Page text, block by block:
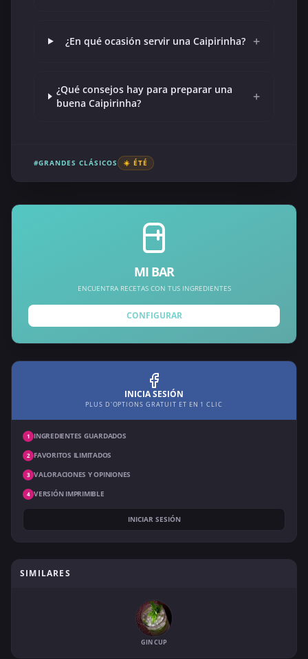
¿En qué ocasión servir una Caipirinha? +
¿Qué consejos hay para preparar una
buena Caipirinha?
+
#GRANDES CLÁSICOS ☀️ ÉTÉ
MI BAR
ENCUENTRA RECETAS CON TUS INGREDIENTES
CONFIGURAR
INICIA SESIÓN
PLUS D'OPTIONS GRATUIT ET EN 1 CLIC
1 INGREDIENTES GUARDADOS
2 FAVORITOS ILIMITADOS
3 VALORACIONES Y OPINIONES
4 VERSIÓN IMPRIMIBLE
INICIAR SESIÓN
SIMILARES
GIN CUP